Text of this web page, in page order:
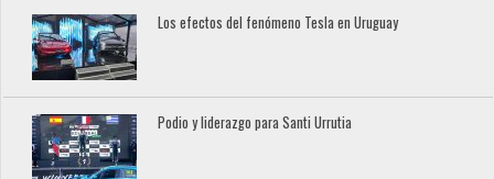
Los efectos del fenómeno Tesla en Uruguay
Podio y liderazgo para Santi Urrutia